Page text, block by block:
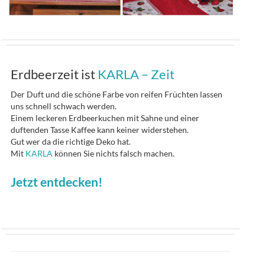
Erdbeerzeit ist KARLA – Zeit
Der Duft und die schöne Farbe von reifen Früchten lassen
uns schnell schwach werden.
Einem leckeren Erdbeerkuchen mit Sahne und einer
duftenden Tasse Kaffee kann keiner widerstehen.
Gut wer da die richtige Deko hat.
Mit KARLA können Sie nichts falsch machen.
Jetzt entdecken!